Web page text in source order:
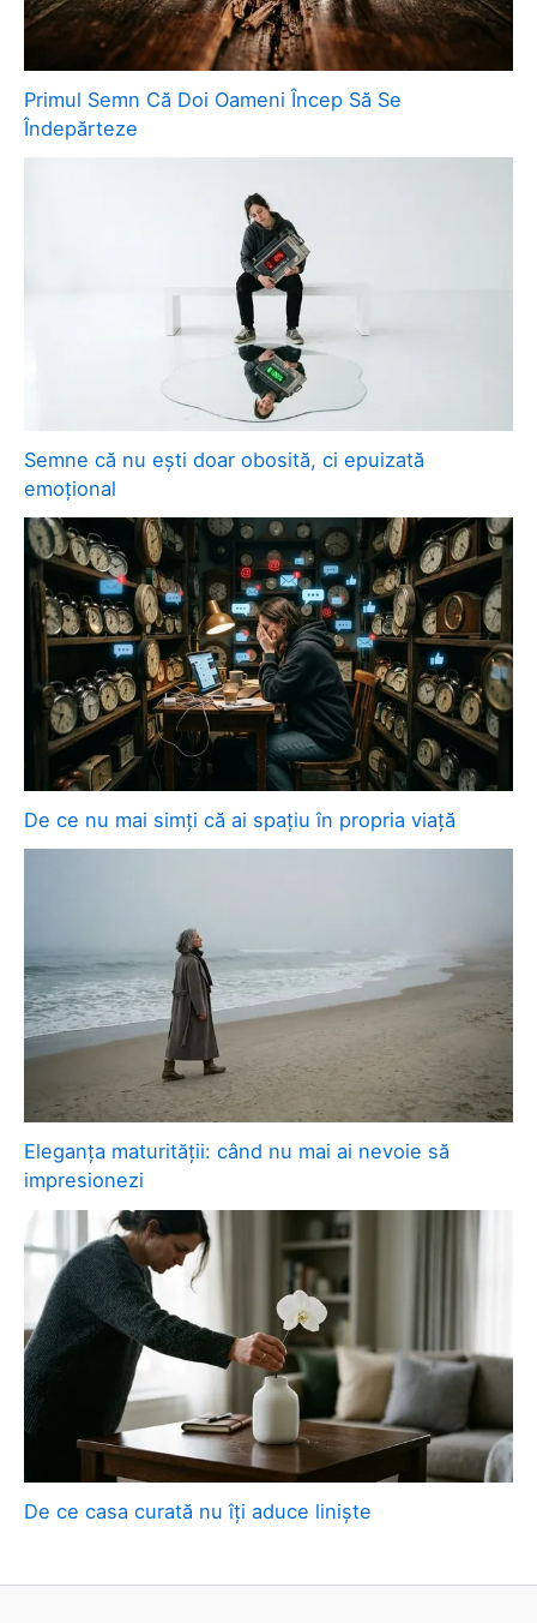
Primul Semn Că Doi Oameni Încep Să Se
Îndepărteze
Semne că nu ești doar obosită, ci epuizată
emoțional
De ce nu mai simți că ai spațiu în propria viață
Eleganța maturității: când nu mai ai nevoie să
impresionezi
De ce casa curată nu îți aduce liniște